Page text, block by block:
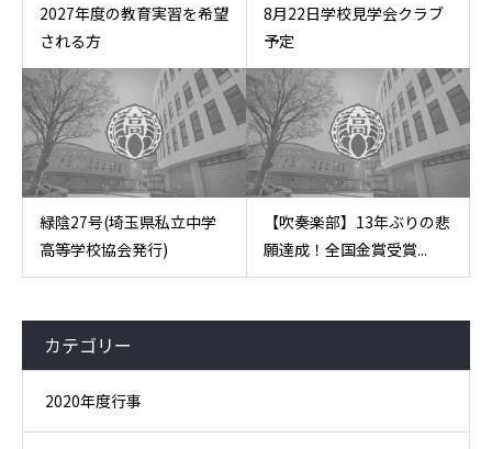
2027年度の教育実習を希望
される方
8月22日学校見学会クラブ
予定
緑陰27号(埼玉県私立中学
高等学校協会発行)
【吹奏楽部】13年ぶりの悲
願達成！全国金賞受賞...
カテゴリー
2020年度行事